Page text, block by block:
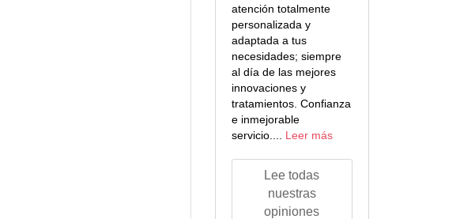
atención totalmente
personalizada y
adaptada a tus
necesidades; siempre
al día de las mejores
innovaciones y
tratamientos. Confianza
e inmejorable
servicio.... Leer más
Lee todas
nuestras
opiniones